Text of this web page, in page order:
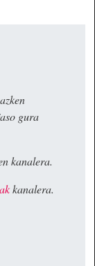
gura
kanalera.
kanalera.